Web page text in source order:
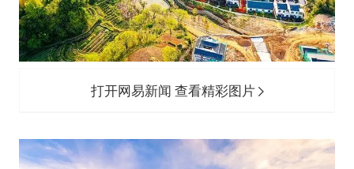
打开网易新闻 查看精彩图片